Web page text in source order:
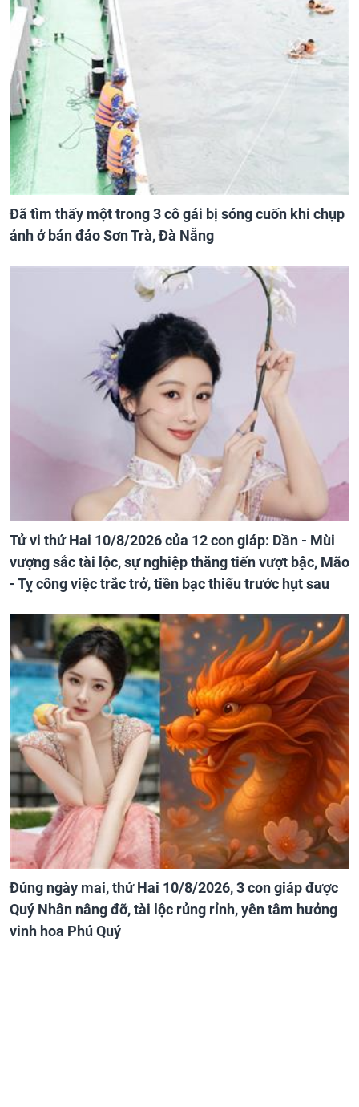
Đã tìm thấy một trong 3 cô gái bị sóng cuốn khi chụp
ảnh ở bán đảo Sơn Trà, Đà Nẵng
Tử vi thứ Hai 10/8/2026 của 12 con giáp: Dần - Mùi
vượng sắc tài lộc, sự nghiệp thăng tiến vượt bậc, Mão
- Tỵ công việc trắc trở, tiền bạc thiếu trước hụt sau
Đúng ngày mai, thứ Hai 10/8/2026, 3 con giáp được
Quý Nhân nâng đỡ, tài lộc rủng rỉnh, yên tâm hưởng
vinh hoa Phú Quý